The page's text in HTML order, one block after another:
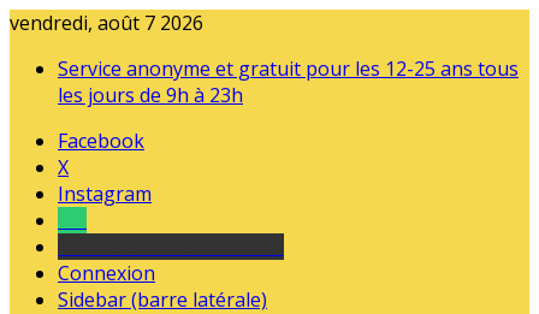
vendredi, août 7 2026
Service anonyme et gratuit pour les 12-25 ans tous
les jours de 9h à 23h
Facebook
X
Instagram
Connexion
Sidebar (barre latérale)